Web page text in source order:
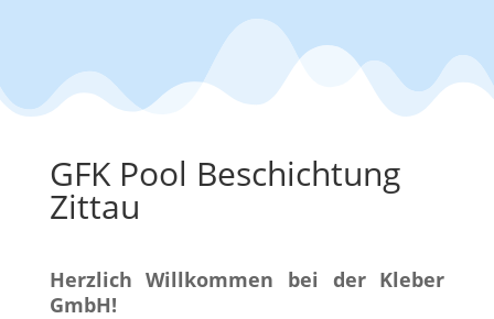
GFK Pool Beschichtung
Zittau
Herzlich Willkommen bei der Kleber
GmbH!